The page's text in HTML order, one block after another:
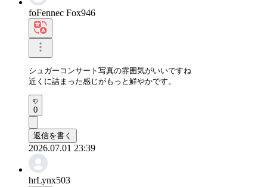
foFennec Fox946
シュガーコンサート写真の雰囲気がいいですね
近くに詰まった感じがもっと鮮やかです。
0
返信を書く
2026.07.01 23:39
hrLynx503